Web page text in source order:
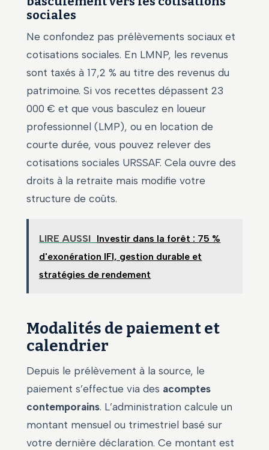
sociales
Ne confondez pas prélèvements sociaux et
cotisations sociales. En LMNP, les revenus
sont taxés à 17,2 % au titre des revenus du
patrimoine. Si vos recettes dépassent 23
000 € et que vous basculez en loueur
professionnel (LMP), ou en location de
courte durée, vous pouvez relever des
cotisations sociales URSSAF. Cela ouvre des
droits à la retraite mais modifie votre
structure de coûts.
LIRE AUSSI Investir dans la forêt : 75 %
d'exonération IFI, gestion durable et
stratégies de rendement
Modalités de paiement et
calendrier
Depuis le prélèvement à la source, le
paiement s’effectue via des acomptes
contemporains. L’administration calcule un
montant mensuel ou trimestriel basé sur
votre dernière déclaration. Ce montant est